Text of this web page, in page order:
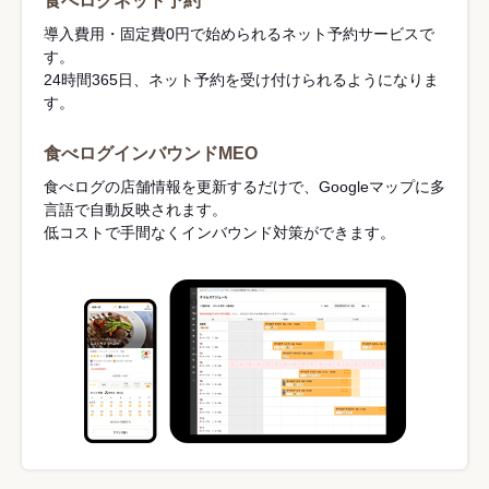
導入費用・固定費0円で始められるネット予約サービスで
す。
24時間365日、ネット予約を受け付けられるようになりま
す。
食べログインバウンドMEO
食べログの店舗情報を更新するだけで、Googleマップに多
言語で自動反映されます。
低コストで手間なくインバウンド対策ができます。